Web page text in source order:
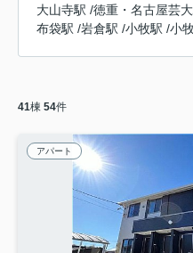
大山寺駅 /徳重・名古屋芸
布袋駅 /岩倉駅 /小牧駅 /小
41棟 54件
アパート